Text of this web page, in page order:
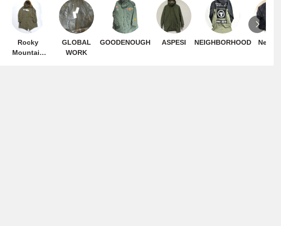
Rocky
Mountain
GLOBAL
WORK
GOODENOUGH ASPESI NEIGHBORHOOD